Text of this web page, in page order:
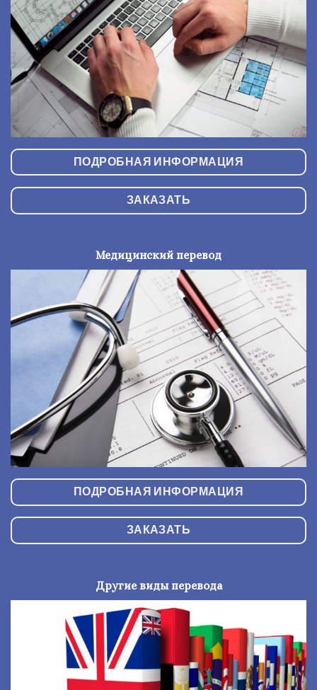
ПОДРОБНАЯ ИНФОРМАЦИЯ
ЗАКАЗАТЬ
Медицинский перевод
ПОДРОБНАЯ ИНФОРМАЦИЯ
ЗАКАЗАТЬ
Другие виды перевода